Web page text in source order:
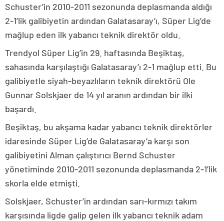
Schuster’in 2010-2011 sezonunda deplasmanda aldığı
2-1’lik galibiyetin ardından Galatasaray’ı, Süper Lig’de
mağlup eden ilk yabancı teknik direktör oldu.
Trendyol Süper Lig’in 29. haftasında Beşiktaş,
sahasında karşılaştığı Galatasaray’ı 2-1 mağlup etti. Bu
galibiyetle siyah-beyazlıların teknik direktörü Ole
Gunnar Solskjaer de 14 yıl aranın ardından bir ilki
başardı.
Beşiktaş, bu akşama kadar yabancı teknik direktörler
idaresinde Süper Lig’de Galatasaray’a karşı son
galibiyetini Alman çalıştırıcı Bernd Schuster
yönetiminde 2010-2011 sezonunda deplasmanda 2-1’lik
skorla elde etmişti.
Solskjaer, Schuster’in ardından sarı-kırmızı takım
karşısında ligde galip gelen ilk yabancı teknik adam